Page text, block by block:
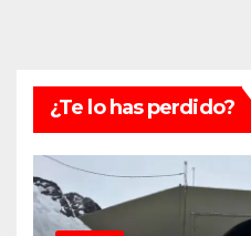
¿Te lo has perdido?